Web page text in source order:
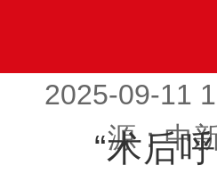
2025-09-11
源：中
“术后呼